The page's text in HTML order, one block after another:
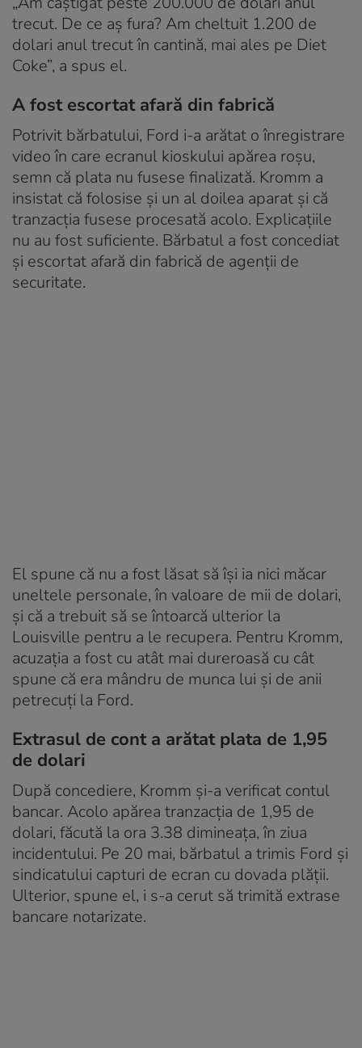
trecut. De ce aș fura? Am cheltuit 1.200 de
dolari anul trecut în cantină, mai ales pe Diet
Coke”, a spus el.
A fost escortat afară din fabrică
Potrivit bărbatului, Ford i-a arătat o înregistrare
video în care ecranul kioskului apărea roșu,
semn că plata nu fusese finalizată. Kromm a
insistat că folosise și un al doilea aparat și că
tranzacția fusese procesată acolo. Explicațiile
nu au fost suficiente. Bărbatul a fost concediat
și escortat afară din fabrică de agenții de
securitate.
El spune că nu a fost lăsat să își ia nici măcar
uneltele personale, în valoare de mii de dolari,
și că a trebuit să se întoarcă ulterior la
Louisville pentru a le recupera. Pentru Kromm,
acuzația a fost cu atât mai dureroasă cu cât
spune că era mândru de munca lui și de anii
petrecuți la Ford.
Extrasul de cont a arătat plata de 1,95
de dolari
După concediere, Kromm și-a verificat contul
bancar. Acolo apărea tranzacția de 1,95 de
dolari, făcută la ora 3.38 dimineața, în ziua
incidentului. Pe 20 mai, bărbatul a trimis Ford și
sindicatului capturi de ecran cu dovada plății.
Ulterior, spune el, i s-a cerut să trimită extrase
bancare notarizate.